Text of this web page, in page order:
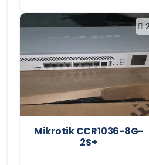
2
Mikrotik CCR1036-8G-
2S+